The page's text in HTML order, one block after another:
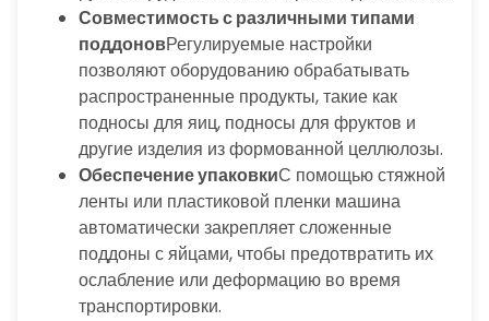
Совместимость с различными типами
поддоновРегулируемые настройки
позволяют оборудованию обрабатывать
распространенные продукты, такие как
подносы для яиц, подносы для фруктов и
другие изделия из формованной целлюлозы.
Обеспечение упаковкиС помощью стяжной
ленты или пластиковой пленки машина
автоматически закрепляет сложенные
поддоны с яйцами, чтобы предотвратить их
ослабление или деформацию во время
транспортировки.